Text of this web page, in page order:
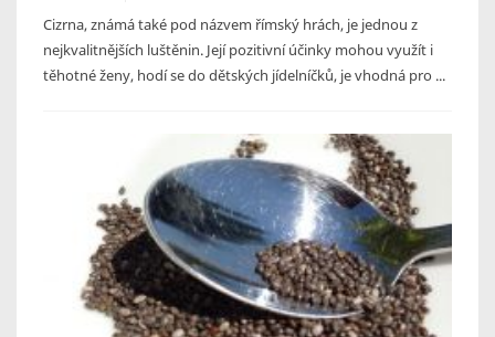
Cizrna, známá také pod názvem římský hrách, je jednou z
nejkvalitnějších luštěnin. Její pozitivní účinky mohou využít i
těhotné ženy, hodí se do dětských jídelníčků, je vhodná pro ...